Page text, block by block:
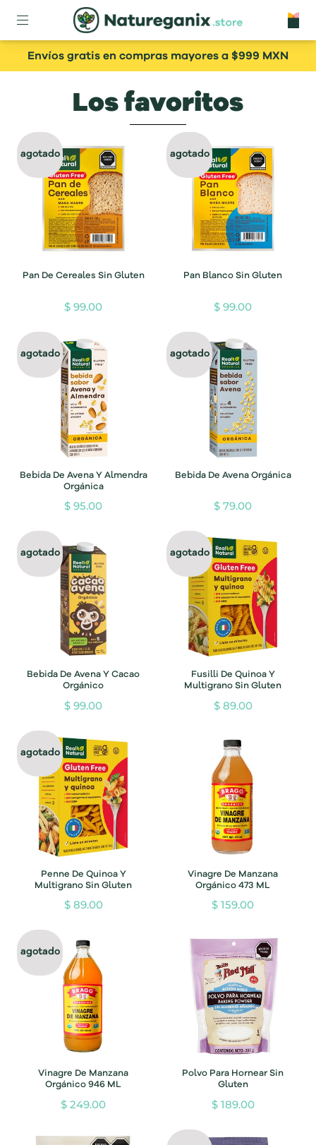
Envíos gratis en compras mayores a $999 MXN
Los favoritos
agotado
Pan De Cereales Sin Gluten
$ 99.00
agotado
Pan Blanco Sin Gluten
$ 99.00
agotado
Bebida De Avena Y Almendra
Orgánica
$ 95.00
agotado
Bebida De Avena Orgánica
$ 79.00
agotado
Bebida De Avena Y Cacao
Orgánico
$ 99.00
agotado
Fusilli De Quinoa Y
Multigrano Sin Gluten
$ 89.00
agotado
Penne De Quinoa Y
Multigrano Sin Gluten
$ 89.00
Vinagre De Manzana
Orgánico 473 ML
$ 159.00
agotado
Vinagre De Manzana
Orgánico 946 ML
$ 249.00
Polvo Para Hornear Sin
Gluten
$ 189.00